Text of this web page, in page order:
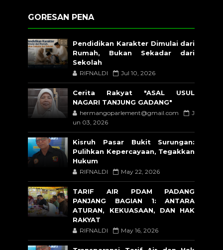
GORESAN PENA
Pendidikan Karakter Dimulai dari
Rumah, Bukan Sekadar dari
Sekolah
RIFNALDI Jul 10, 2026
Cerita Rakyat "ASAL USUL
NAGARI TANJUNG GADANG"
hermangoparlement@gmail.com
J
un 03, 2026
Kisruh Pasar Bukit Surungan:
Pulihkan Kepercayaan, Tegakkan
Hukum
RIFNALDI May 22, 2026
TARIF AIR PDAM PADANG
PANJANG BAGIAN 1: ANTARA
ATURAN, KEKUASAAN, DAN HAK
RAKYAT
RIFNALDI May 16, 2026